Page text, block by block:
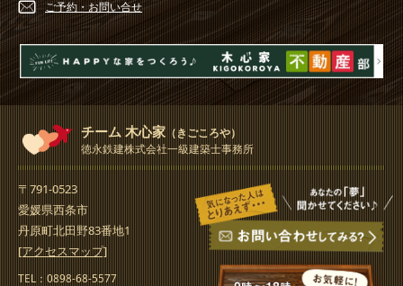
ご予約・ お問い合せ
チーム 木心家 （きごころや）
徳永鉄建株式会社一級建築士事務所
〒791-0523
愛媛県西条市
丹原町北田野83番地1
[アクセスマップ]
TEL：0898-68-5577